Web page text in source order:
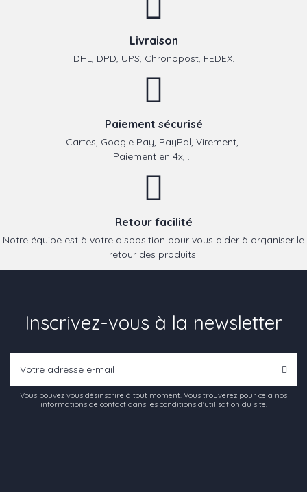
Livraison
DHL, DPD, UPS, Chronopost, FEDEX.
Paiement sécurisé
Cartes, Google Pay, PayPal, Virement,
Paiement en 4x, ...
Retour facilité
Notre équipe est à votre disposition pour vous aider à organiser le
retour des produits.
Inscrivez-vous à la newsletter
Vous pouvez vous désinscrire à tout moment. Vous trouverez pour cela nos
informations de contact dans les conditions d'utilisation du site.